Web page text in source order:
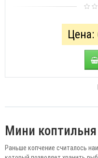
Цена:
Мини
Раньше копчение считалось